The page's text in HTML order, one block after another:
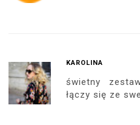
KAROLINA
świetny
łączy się ze